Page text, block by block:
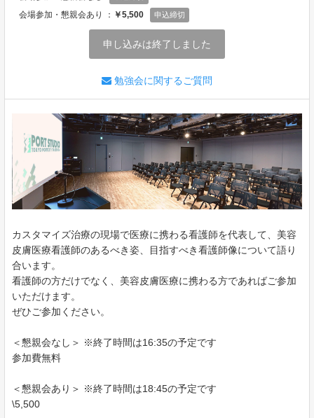
会場参加・懇親会あり ： ￥5,500 申込締切
申し込みは終了しました
勉強会に関するご質問
カスタマイズ治療の現場で医療に携わる看護師を代表して、美容
皮膚医療看護師のあるべき姿、目指すべき看護師像について語り
合います。
看護師の方だけでなく、美容皮膚医療に携わる方であればご参加
いただけます。
ぜひご参加ください。
＜懇親会なし＞ ※終了時間は16:35の予定です
参加費無料
＜懇親会あり＞ ※終了時間は18:45の予定です
\5,500